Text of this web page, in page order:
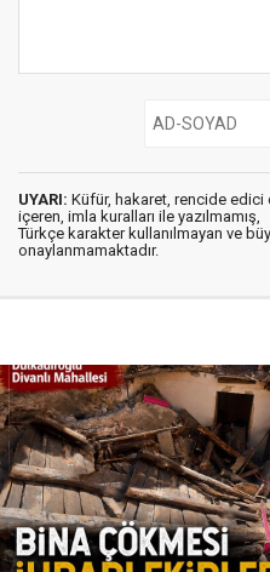
UYARI: Küfür, hakaret, rencide edici
içeren, imla kuralları ile yazılmamış,
Türkçe karakter kullanılmayan ve
onaylanmamaktadır.